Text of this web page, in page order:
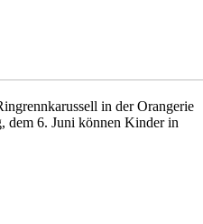
in der Orangerie
dem 6. Juni können Kinder in